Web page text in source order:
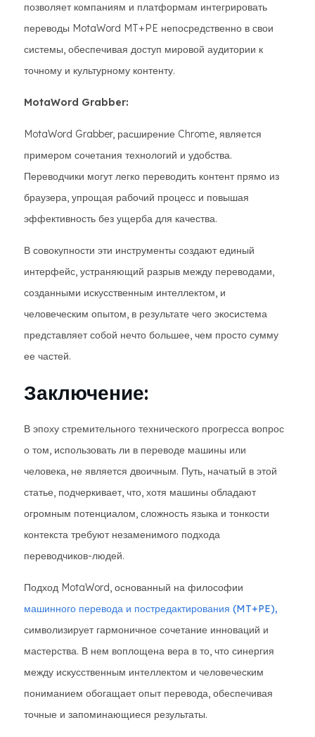
позволяет компаниям и платформам интегрировать
переводы MotaWord MT+PE непосредственно в свои
системы, обеспечивая доступ мировой аудитории к
точному и культурному контенту.
MotaWord Grabber:
MotaWord Grabber, расширение Chrome, является
примером сочетания технологий и удобства.
Переводчики могут легко переводить контент прямо из
браузера, упрощая рабочий процесс и повышая
эффективность без ущерба для качества.
В совокупности эти инструменты создают единый
интерфейс, устраняющий разрыв между переводами,
созданными искусственным интеллектом, и
человеческим опытом, в результате чего экосистема
представляет собой нечто большее, чем просто сумму
ее частей.
Заключение:
В эпоху стремительного технического прогресса вопрос
о том, использовать ли в переводе машины или
человека, не является двоичным. Путь, начатый в этой
статье, подчеркивает, что, хотя машины обладают
огромным потенциалом, сложность языка и тонкости
контекста требуют незаменимого подхода
переводчиков-людей.
Подход MotaWord, основанный на философии
машинного перевода и постредактирования (MT+PE),
символизирует гармоничное сочетание инноваций и
мастерства. В нем воплощена вера в то, что синергия
между искусственным интеллектом и человеческим
пониманием обогащает опыт перевода, обеспечивая
точные и запоминающиеся результаты.